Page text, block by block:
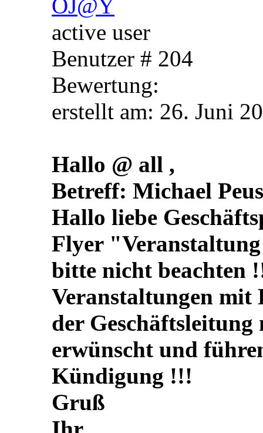
OJ@Y
active user
Benutzer # 204
Bewertung:
erstellt am: 26.
Hallo @ all ,
Betreff: Michael
Hallo liebe
Flyer
bitte nicht beachten
Veranstaltungen mit
der Geschäftsleitung
erwünscht und
Kündigung !!!
Gruß